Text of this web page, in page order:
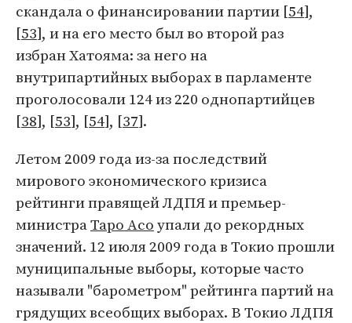
скандала о финансировании партии [54],
[53], и на его место был во второй раз
избран Хатояма: за него на
внутрипартийных выборах в парламенте
проголосовали 124 из 220 однопартийцев
[38], [53], [54], [37].
Летом 2009 года из-за последствий
мирового экономического кризиса
рейтинги правящей ЛДПЯ и премьер-
министраТаро Асоупали до рекордных
значений. 12 июля 2009 года в Токио прошли
муниципальные выборы, которые часто
называли "барометром" рейтинга партий на
грядущих всеобщих выборах. В Токио ЛДПЯ